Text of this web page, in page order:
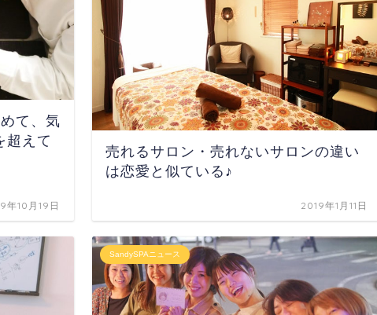
て、気
超えて
年10月19日
売れるサロン・売れないサロンの違い
は恋愛と似ている♪
2019年1月11日
SandySPAニュース